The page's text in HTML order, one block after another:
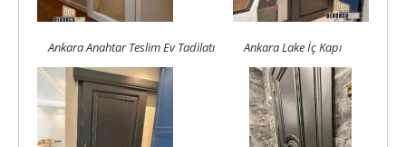
Ankara Anahtar Teslim Ev Tadilatı Ankara Lake İç Kapı